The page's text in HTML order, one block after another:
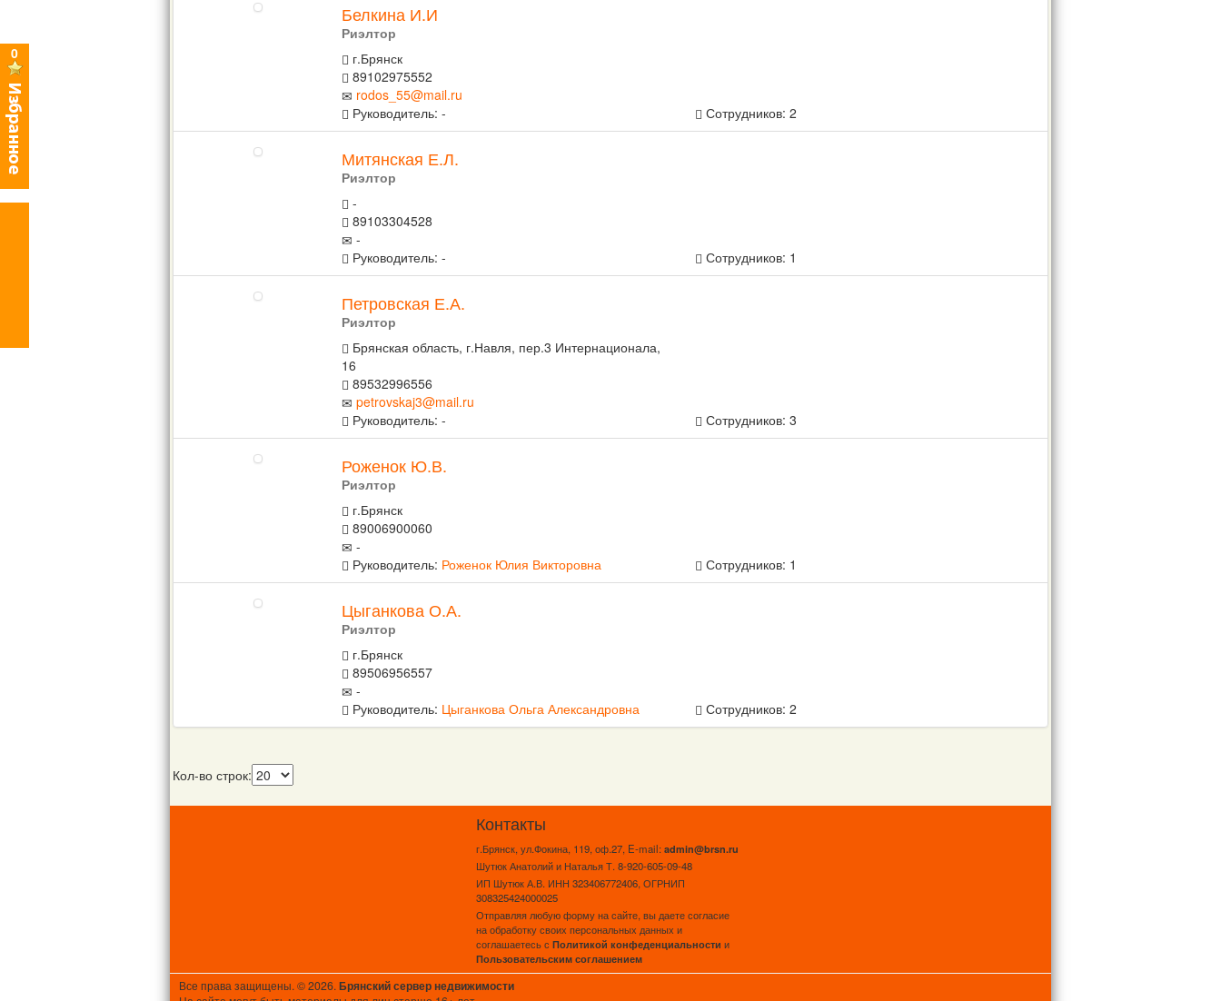
0
Белкина И.И
Риэлтор
г.Брянск
89102975552
rodos_55@mail.ru
Руководитель: -
Сотрудников: 2
Митянская Е.Л.
Риэлтор
-
89103304528
-
Руководитель: -
Сотрудников: 1
Петровская Е.А.
Риэлтор
Брянская область, г.Навля, пер.3 Интернационала,
16
89532996556
petrovskaj3@mail.ru
Руководитель: -
Сотрудников: 3
Роженок Ю.В.
Риэлтор
г.Брянск
89006900060
-
Руководитель: Роженок Юлия Викторовна Сотрудников: 1
Цыганкова О.А.
Риэлтор
г.Брянск
89506956557
-
Руководитель: Цыганкова Ольга Александровна Сотрудников: 2
Кол-во строк:
Контакты
г.Брянск, ул.Фокина, 119, оф.27, E-mail: admin@brsn.ru
Шутюк Анатолий и Наталья Т. 8-920-605-09-48
ИП Шутюк А.В. ИНН 323406772406, ОГРНИП
308325424000025
Отправляя любую форму на сайте, вы даете согласие
на обработку своих персональных данных и
соглашаетесь с Политикой конфеденциальности и
Пользовательским соглашением
Все права защищены. © 2026.Брянский сервер недвижимости